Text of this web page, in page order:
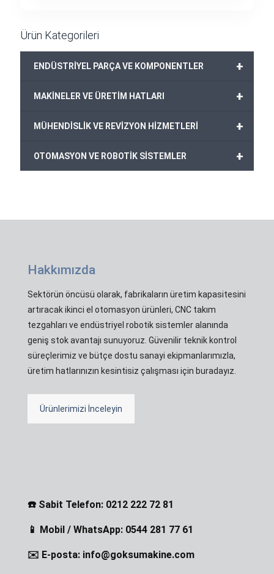
Ürün Kategorileri
+
ENDÜSTRİYEL PARÇA VE KOMPONENTLER
+
MAKİNELER VE ÜRETİM HATLARI
+
MÜHENDİSLİK VE REVİZYON HİZMETLERİ
+
OTOMASYON VE ROBOTİK SİSTEMLER
Hakkımızda
Sektörün öncüsü olarak, fabrikaların üretim kapasitesini
artıracak ikinci el otomasyon ürünleri, CNC takım
tezgahları ve endüstriyel robotik sistemler alanında
geniş stok avantajı sunuyoruz. Güvenilir teknik kontrol
süreçlerimiz ve bütçe dostu sanayi ekipmanlarımızla,
üretim hatlarınızın kesintisiz çalışması için buradayız.
Ürünlerimizi İnceleyin
☎️ Sabit Telefon: 0212 222 72 81
📱 Mobil / WhatsApp: 0544 281 77 61
✉️ E-posta: info@goksumakine.com